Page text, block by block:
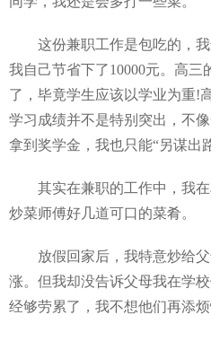
这份兼职工作是包吃的，我
我自己节省下了10000元。高三
了，毕竟学生应该以学业为重!
学习成绩并不是特别突出，不
拿到奖学金，我也只能“另谋出
其实在兼职的工作中，我在
炒菜师傅好几道可口的菜肴。
放假回家后，我特意炒给父
涨。但我却没告诉父母我在学
经够劳累了，我不想他们再添烦